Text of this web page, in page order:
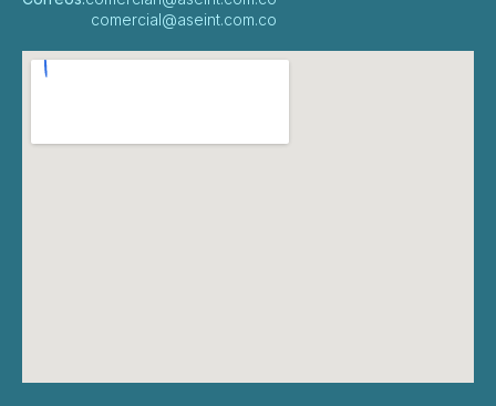
comercial@aseint.com.co